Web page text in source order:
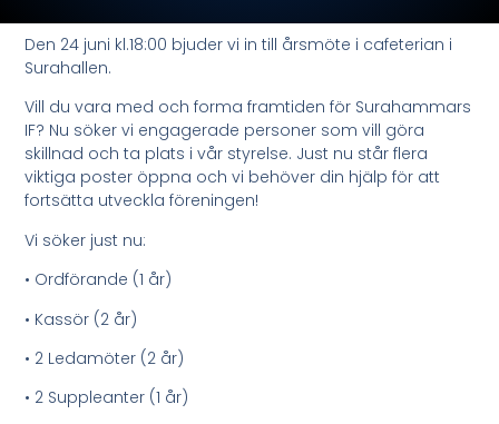
Den 24 juni kl.18:00 bjuder vi in till årsmöte i cafeterian i
Surahallen.
Vill du vara med och forma framtiden för Surahammars
IF? Nu söker vi engagerade personer som vill göra
skillnad och ta plats i vår styrelse. Just nu står flera
viktiga poster öppna och vi behöver din hjälp för att
fortsätta utveckla föreningen!
Vi söker just nu:
• Ordförande (1 år)
• Kassör (2 år)
• 2 Ledamöter (2 år)
• 2 Suppleanter (1 år)